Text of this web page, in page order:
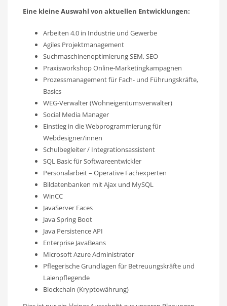
Eine kleine Auswahl von aktuellen Entwicklungen:
Arbeiten 4.0 in Industrie und Gewerbe
Agiles Projektmanagement
Suchmaschinenoptimierung SEM, SEO
Praxisworkshop Online-Marketingkampagnen
Prozessmanagement für Fach- und Führungskräfte,
Basics
WEG-Verwalter (Wohneigentumsverwalter)
Social Media Manager
Einstieg in die Webprogrammierung für
Webdesigner/innen
Schulbegleiter / Integrationsassistent
SQL Basic für Softwareentwickler
Personalarbeit – Operative Fachexperten
Bildatenbanken mit Ajax und MySQL
WinCC
JavaServer Faces
Java Spring Boot
Java Persistence API
Enterprise JavaBeans
Microsoft Azure Administrator
Pflegerische Grundlagen für Betreuungskräfte und
Laienpflegende
Blockchain (Kryptowährung)